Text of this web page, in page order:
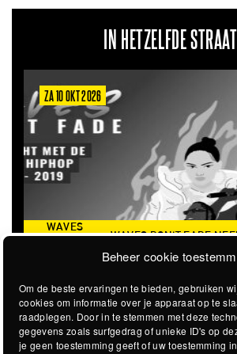
Beheer cookie
Om de beste ervaringen te bieden, gebruiken
cookies om informatie over je apparaat op te
raadplegen. Door in te stemmen met deze
gegevens zoals surfgedrag of unieke ID's op
je geen toestemming geeft of uw toestemming
IN HETZELFDE
10 OKT 2026
DON’T
WAVES DON'T FADE NEEMT JE
NAAR DE ICONISCHE ZOMER VAN